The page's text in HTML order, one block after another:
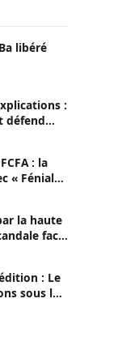
libéré
:
défend
: la
« Fénial
la haute
face
: Le